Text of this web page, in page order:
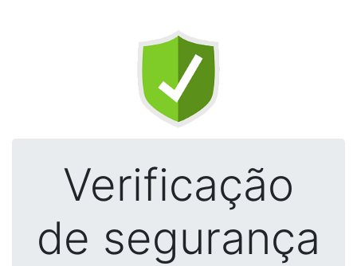
Verificação
de segurança